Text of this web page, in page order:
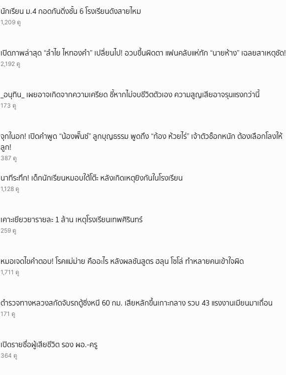
นักเรียน ม.4 กอดกันดิ่งชั้น 6 โรงเรียนดังสายไหม
1,209 ดู
เปิดภาพล่าสุด “ลำไย ไหทองคำ” เปลี่ยนไป! อวบขึ้นผิดตา แฟนคลับแห่ทัก “นายห้าง” เฉลยสาเหตุชัด!
2,192 ดู
_อนุทิน_ เผยอาจเกิดจากความเครียด ชี้หากไม่จบชีวิตตัวเอง ความสูญเสียอาจรุนแรงกว่านี้
173 ดู
จุกในอก! เปิดคำพูด “น้องพั๊นซ์” ลูกบุญธรรม พูดถึง “ก้อง ห้วยไร่” เจ้าตัวช็อกหนัก ต้องเลือกโลงให้
ลูก!
387 ดู
นาทีระทึก! เด็กนักเรียนหมอบใต้โต๊ะ หลังเกิดเหตุยิงกันในโรงเรียน
1,128 ดู
เคาะเยียวยารายละ 1 ล้าน เหตุโรงเรียนเทพศิรินทร์
259 ดู
หมอเจดไขคำตอบ! โรคแม่ม่าย คืออะไร หลังผลชันสูตร ฮลุน โซโล่ ทำหลายคนเข้าใจผิด
1,711 ดู
ตำรวจทางหลวงสกัดจับรถตู้ซิ่งหนี 60 กม. เสียหลักขึ้นเกาะกลาง รวบ 43 แรงงานเมียนมาเถื่อน
171 ดู
เปิดรายชื่อผู้เสียชีวิต รอง ผอ.-ครู
364 ดู